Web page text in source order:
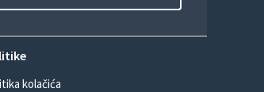
kolačića